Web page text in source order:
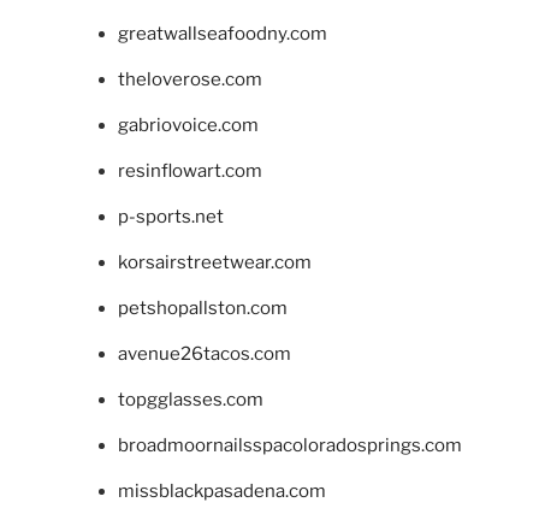
greatwallseafoodny.com
theloverose.com
gabriovoice.com
resinflowart.com
p-sports.net
korsairstreetwear.com
petshopallston.com
avenue26tacos.com
topgglasses.com
broadmoornailsspacoloradosprings.com
missblackpasadena.com